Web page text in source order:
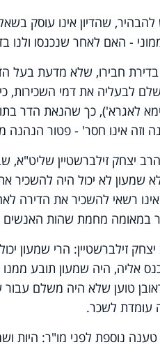
להבהיר, שהדיון אינו עוסק
- האם לאחר שנכנסו ולנו
חבירו, שלא מדעת בעל
לבעליה את דמי השכירות,
לאגרא'), כך שהנאת הדר
וזה אינו חסר' - פטור
יצחק זילברשטיין
שמעון לא יכול היה להשכיר
אינו רשאי להשכיר את הדירה
במאומה מחמת שהות האנשים
זילברשטיין: הרי שמעון
אליה, היה שמעון תובע
טוען שלא היה משלם
עומדת לשכר.
טענה נוספת לפני מו"ר: היות